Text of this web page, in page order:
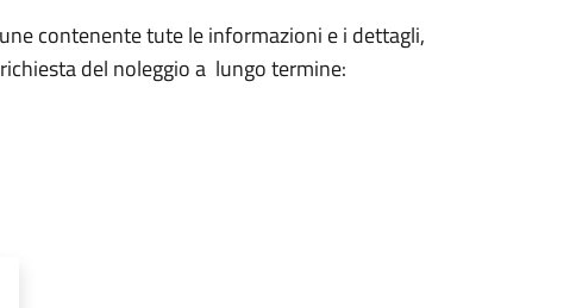
contenente tute le informazioni e i dettagli,
del noleggio a lungo termine: